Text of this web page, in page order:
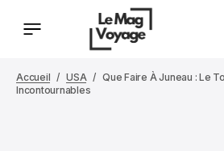
Accueil USA
Que Faire À Juneau : Le
Incontournables